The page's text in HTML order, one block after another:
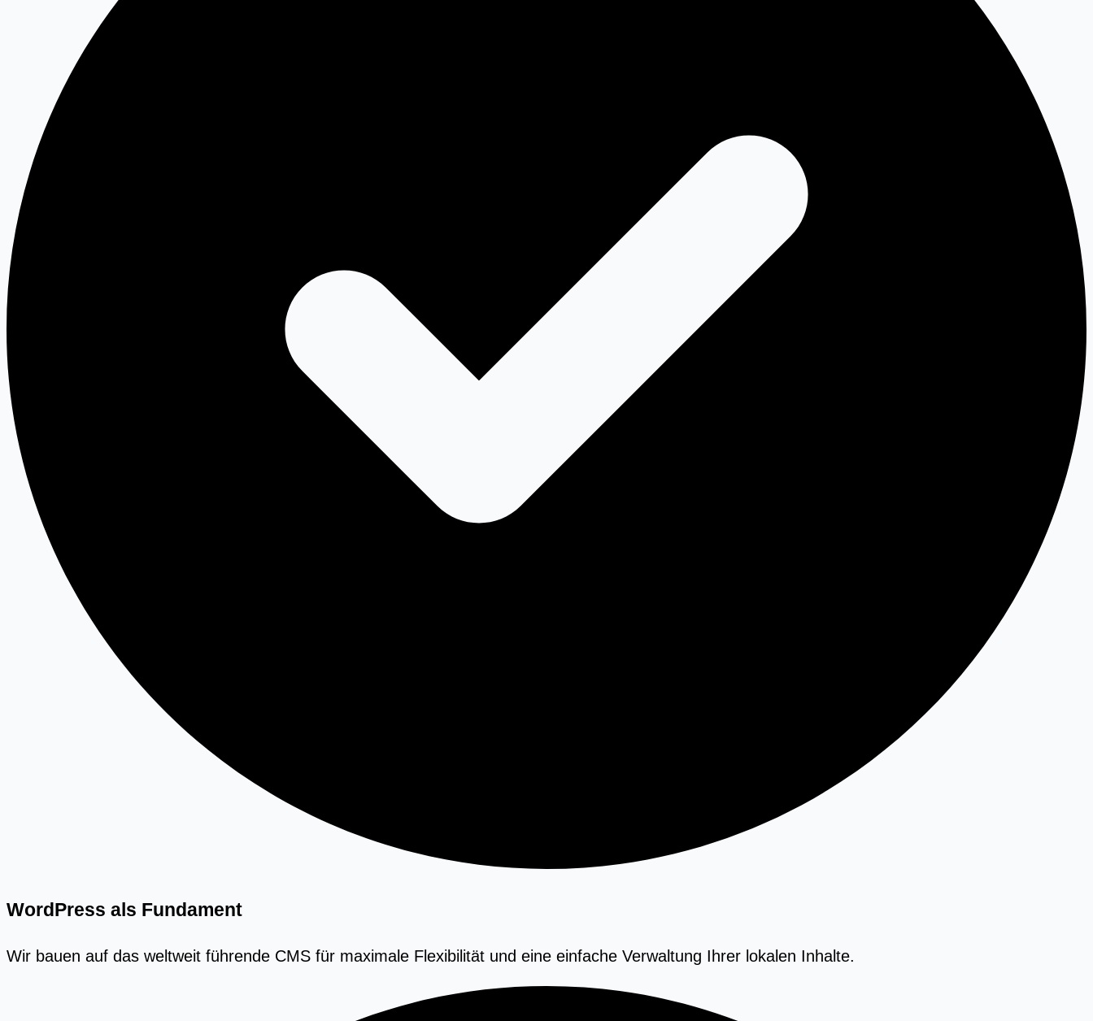
WordPress als Fundament
Wir bauen auf das weltweit führende CMS für maximale Flexibilität und eine einfache Verwaltung Ihrer lokalen Inhalte.